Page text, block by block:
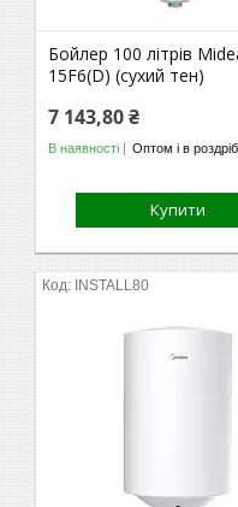
Бойлер 100 літрів
15F6(D) (сухий тен)
7 143,80 ₴
В наявності Оптом і в роздріб
Купити
INSTALL80